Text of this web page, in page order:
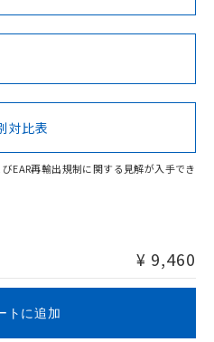
Cd Cr(VI)
可能性があります。
No No
の規格認証/適合状況ページへ
のページからご検索ください
対比表
EAR再輸出規制に関する見解が入手でき
¥ 9,460
トに追加